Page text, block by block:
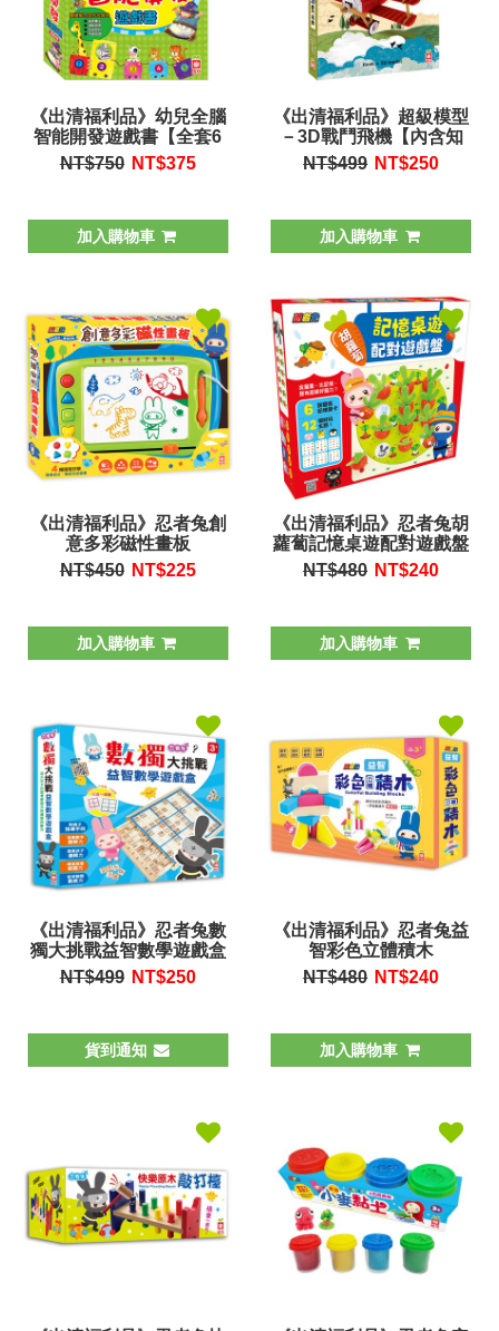
《出清福利品》幼兒全腦
智能開發遊戲書【全套6
冊】
NT$750 NT$375
加入購物車
《出清福利品》超級模型
－3D戰鬥飛機【內含知
識書+超大飛機組合模
NT$499 NT$250
加入購物車
《出清福利品》忍者兔創
意多彩磁性畫板
NT$450 NT$225
加入購物車
《出清福利品》忍者兔胡
蘿蔔記憶桌遊配對遊戲盤
NT$480 NT$240
加入購物車
《出清福利品》忍者兔數
獨大挑戰益智數學遊戲盒
NT$499 NT$250
貨到通知
《出清福利品》忍者兔益
智彩色立體積木
NT$480 NT$240
加入購物車